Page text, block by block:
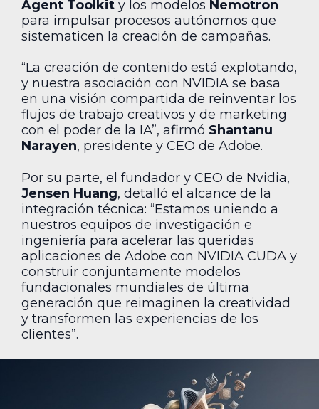
Agent Toolkit y los modelos Nemotron
para impulsar procesos autónomos que
sistematicen la creación de campañas.
“La creación de contenido está explotando,
y nuestra asociación con NVIDIA se basa
en una visión compartida de reinventar los
flujos de trabajo creativos y de marketing
con el poder de la IA”, afirmó Shantanu
Narayen, presidente y CEO de Adobe.
Por su parte, el fundador y CEO de Nvidia,
Jensen Huang, detalló el alcance de la
integración técnica: “Estamos uniendo a
nuestros equipos de investigación e
ingeniería para acelerar las queridas
aplicaciones de Adobe con NVIDIA CUDA y
construir conjuntamente modelos
fundacionales mundiales de última
generación que reimaginen la creatividad
y transformen las experiencias de los
clientes”.